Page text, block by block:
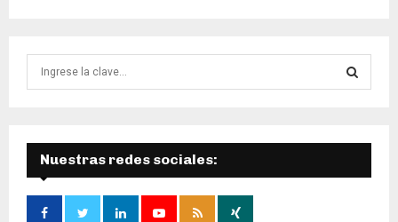
d
a
Ú
S
Nuestras redes sociales: